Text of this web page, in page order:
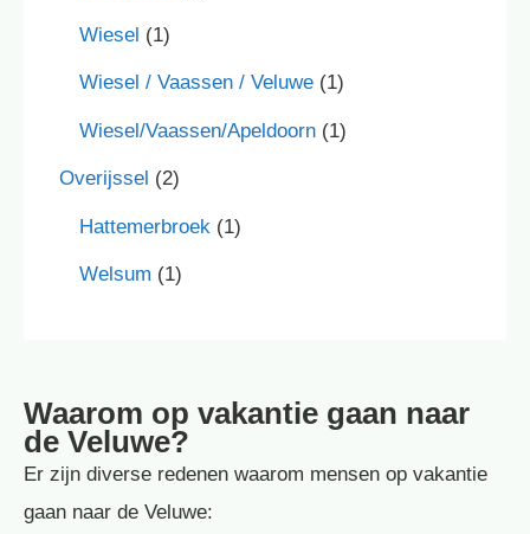
Wiesel (1)
Wiesel / Vaassen / Veluwe (1)
Wiesel/Vaassen/Apeldoorn (1)
Overijssel (2)
Hattemerbroek (1)
Welsum (1)
Waarom op vakantie gaan naar
de Veluwe?
Er zijn diverse redenen waarom mensen op vakantie
gaan naar de Veluwe: